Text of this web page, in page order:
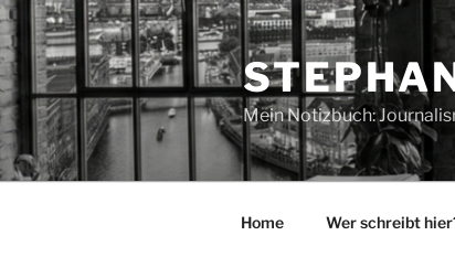
Zum
Inhalt
springen
Mein Notizbuch:
Home Wer schreibt